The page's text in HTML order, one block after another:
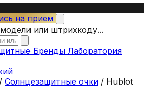
на прием
или штрихкоду...
Бренды Лаборатория
/ Солнцезащитные очки / Hublot